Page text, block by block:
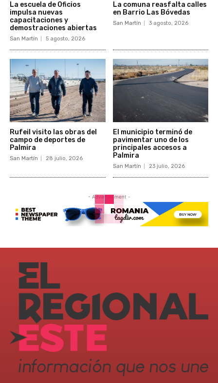
La escuela de Oficios
impulsa nuevas
capacitaciones y
demostraciones abiertas
San Martín 5 agosto, 2026
La comuna reasfalta calles
en Barrio Las Bóvedas
San Martín 3 agosto, 2026
Rufeil visito las obras del
campo de deportes de
Palmira
San Martín 28 julio, 2026
El municipio terminó de
pavimentar uno de los
principales accesos a
Palmira
San Martín 23 julio, 2026
- Advertisement -